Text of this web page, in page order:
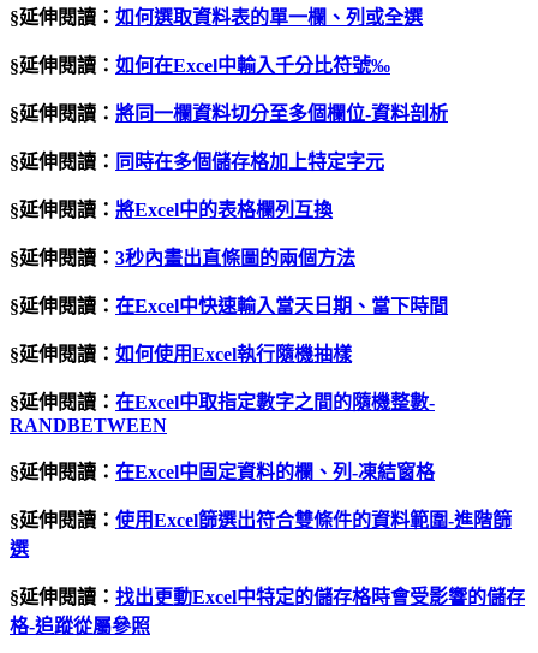
§延伸閱讀： 如何選取資料表的單一欄、列或全選
§延伸閱讀： 如何在Excel中輸入千分比符號‰
§延伸閱讀： 將同一欄資料切分至多個欄位-資料剖析
§延伸閱讀： 同時在多個儲存格加上特定字元
§延伸閱讀： 將Excel中的表格欄列互換
§延伸閱讀： 3秒內畫出直條圖的兩個方法
§延伸閱讀： 在Excel中快速輸入當天日期、當下時間
§延伸閱讀： 如何使用Excel執行隨機抽樣
§延伸閱讀： 在Excel中取指定數字之間的隨機整數-
RANDBETWEEN
§延伸閱讀： 在Excel中固定資料的欄、列 -凍結窗格
§延伸閱讀： 使用Excel篩選出符合雙條件的資料範圍-進階篩
選
§延伸閱讀： 找出更動Excel中特定的儲存格時會受影響的儲存
格-追蹤從屬參照